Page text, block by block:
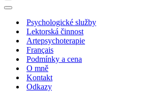
Navigační
menu
Navigační
Psychologické služby
Lektorská činnost
Artepsychoterapie
Français
Podmínky a cena
O mně
Kontakt
Odkazy